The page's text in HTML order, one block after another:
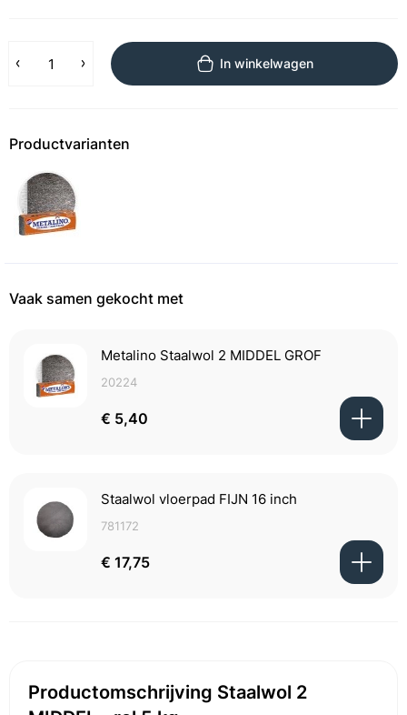
In winkelwagen
Productvarianten
Vaak samen gekocht met
Metalino Staalwol 2 MIDDEL GROF
20224
€ 5,40
Staalwol vloerpad FIJN 16 inch
781172
€ 17,75
Productomschrijving Staalwol 2